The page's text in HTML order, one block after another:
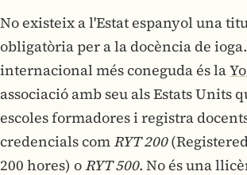
No existeix a l'Estat espanyol una
obligatòria per a la docència de
internacional més coneguda és la
associació amb seu als Estats Units
escoles formadores i registra
credencials comRYT 200
200 hores) oRYT 500. No és una